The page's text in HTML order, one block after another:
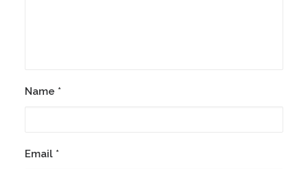
Name *
Email *